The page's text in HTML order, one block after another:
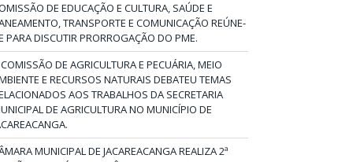
DE EDUCAÇÃO E CULTURA, SAÚDE E
TRANSPORTE E COMUNICAÇÃO REÚNE-
PARA DISCUTIR PRORROGAÇÃO DO PME.
DE AGRICULTURA E PECUÁRIA, MEIO
E RECURSOS NATURAIS DEBATEU TEMAS
AOS TRABALHOS DA SECRETARIA
DE AGRICULTURA NO MUNICÍPIO DE
MUNICIPAL DE JACAREACANGA REALIZA 2ª